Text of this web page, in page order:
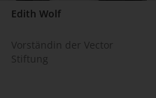
Edith Wolf
Vorständin der Vector
Stiftung